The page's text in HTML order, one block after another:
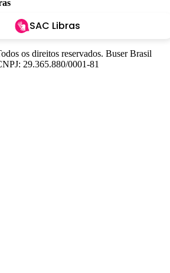
SAC Libras
os direitos reservados. Buser Brasil
29.365.880/0001-81